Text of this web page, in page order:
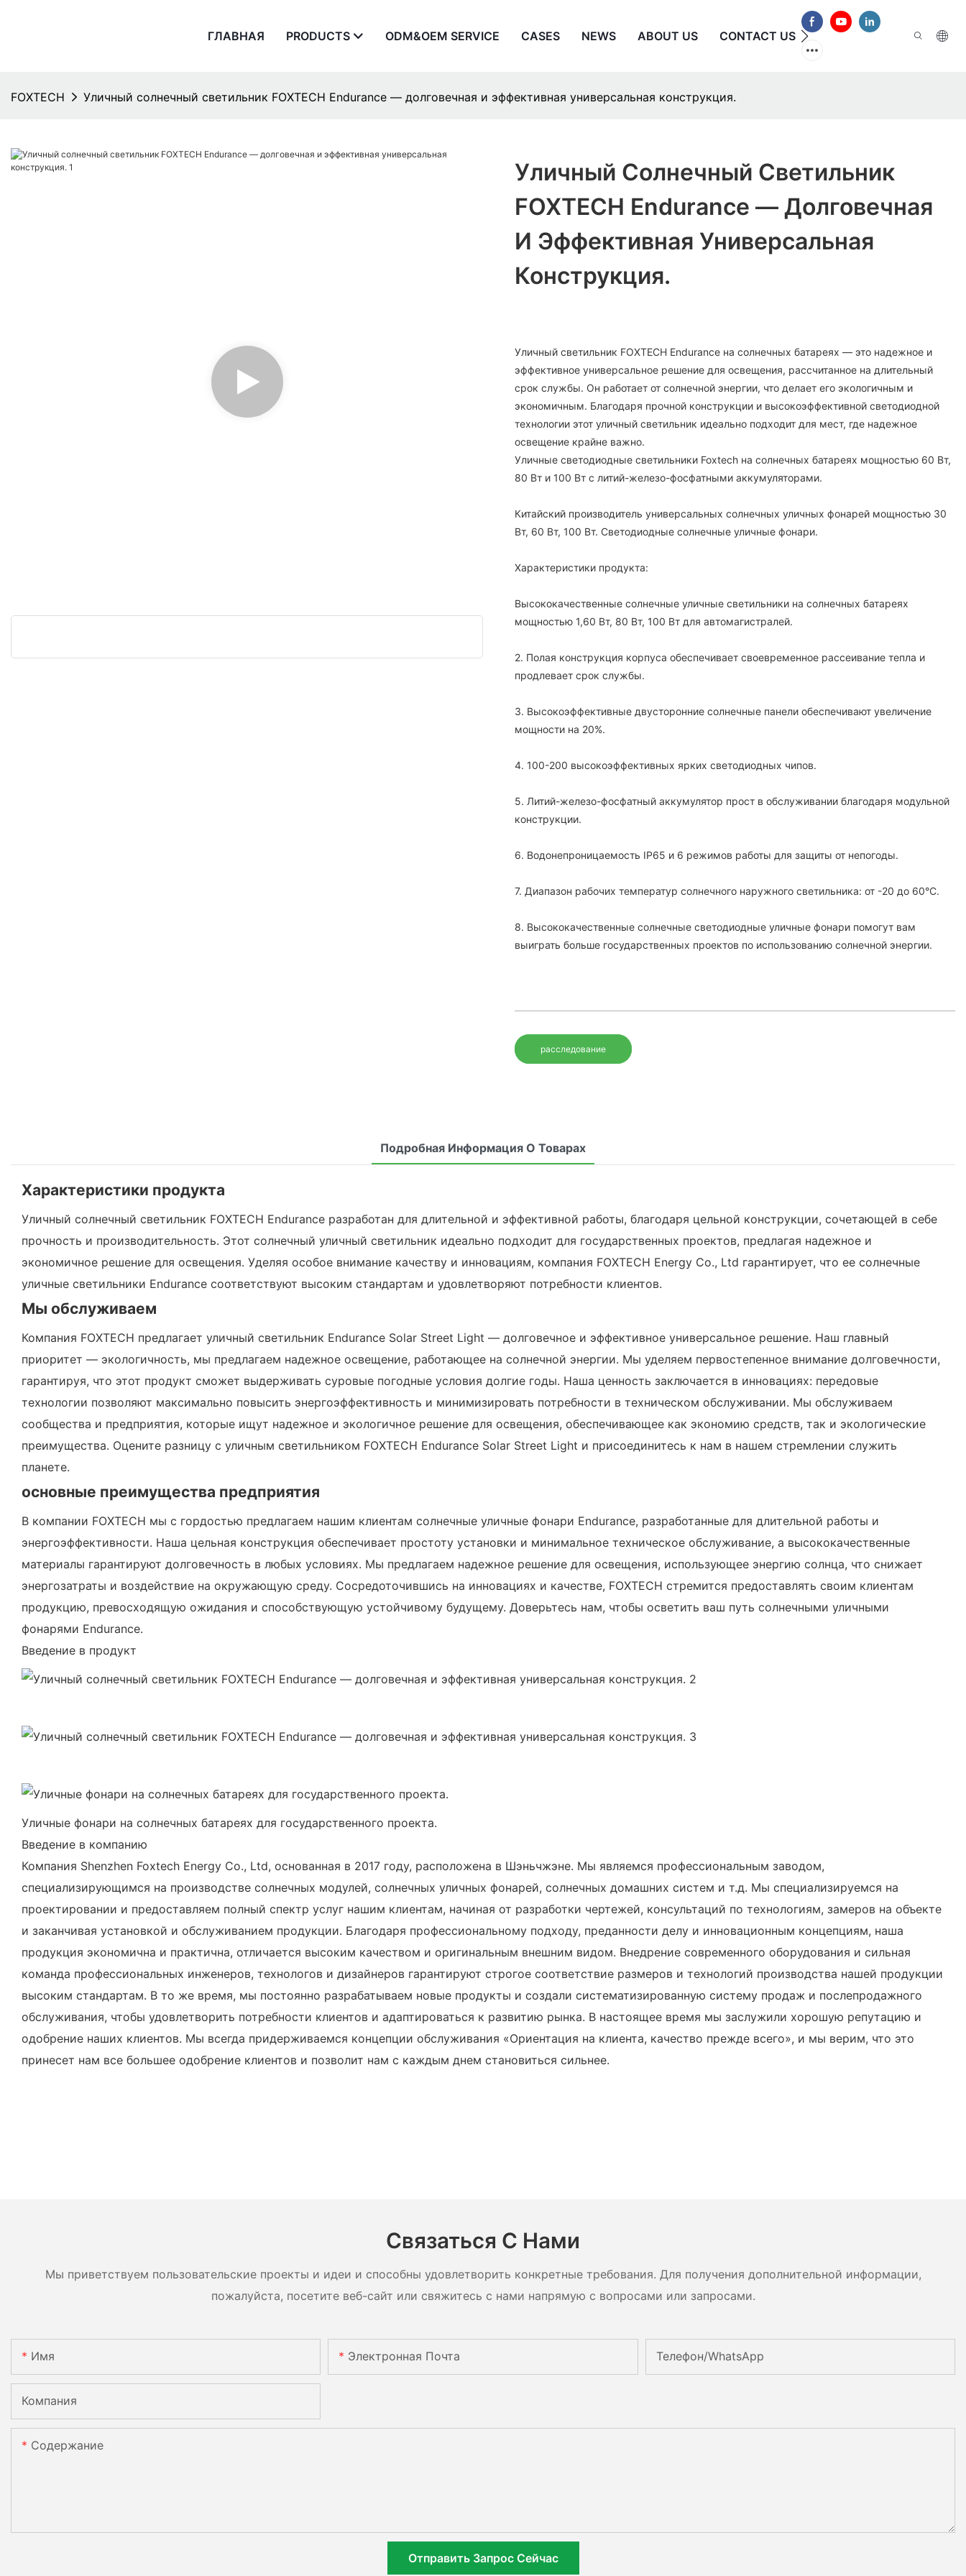
ГЛАВНАЯ PRODUCTS ODM&OEM SERVICE CASES NEWS ABOUT US CONTACT US ЧАСТО ЗАДАВАЕМЫЕ
FOXTECH Уличный солнечный светильник FOXTECH Endurance — долговечная и эффективная универсальная конструкция.
Уличный Солнечный Светильник
FOXTECH Endurance — Долговечная
И Эффективная Универсальная
Конструкция.
Уличный светильник FOXTECH Endurance на солнечных батареях — это надежное и
эффективное универсальное решение для освещения, рассчитанное на длительный
срок службы. Он работает от солнечной энергии, что делает его экологичным и
экономичным. Благодаря прочной конструкции и высокоэффективной светодиодной
технологии этот уличный светильник идеально подходит для мест, где надежное
освещение крайне важно.
Уличные светодиодные светильники Foxtech на солнечных батареях мощностью 60 Вт,
80 Вт и 100 Вт с литий-железо-фосфатными аккумуляторами.
Китайский производитель универсальных солнечных уличных фонарей мощностью 30
Вт, 60 Вт, 100 Вт. Светодиодные солнечные уличные фонари.
Характеристики продукта:
Высококачественные солнечные уличные светильники на солнечных батареях
мощностью 1,60 Вт, 80 Вт, 100 Вт для автомагистралей.
2. Полая конструкция корпуса обеспечивает своевременное рассеивание тепла и
продлевает срок службы.
3. Высокоэффективные двусторонние солнечные панели обеспечивают увеличение
мощности на 20%.
4. 100-200 высокоэффективных ярких светодиодных чипов.
5. Литий-железо-фосфатный аккумулятор прост в обслуживании благодаря модульной
конструкции.
6. Водонепроницаемость IP65 и 6 режимов работы для защиты от непогоды.
7. Диапазон рабочих температур солнечного наружного светильника: от -20 до 60°C.
8. Высококачественные солнечные светодиодные уличные фонари помогут вам
выиграть больше государственных проектов по использованию солнечной энергии.
расследование
Подробная Информация О Товарах
Характеристики продукта
Уличный солнечный светильник FOXTECH Endurance разработан для длительной и эффективной работы, благодаря цельной конструкции, сочетающей в себе
прочность и производительность. Этот солнечный уличный светильник идеально подходит для государственных проектов, предлагая надежное и
экономичное решение для освещения. Уделяя особое внимание качеству и инновациям, компания FOXTECH Energy Co., Ltd гарантирует, что ее солнечные
уличные светильники Endurance соответствуют высоким стандартам и удовлетворяют потребности клиентов.
Мы обслуживаем
Компания FOXTECH предлагает уличный светильник Endurance Solar Street Light — долговечное и эффективное универсальное решение. Наш главный
приоритет — экологичность, мы предлагаем надежное освещение, работающее на солнечной энергии. Мы уделяем первостепенное внимание долговечности,
гарантируя, что этот продукт сможет выдерживать суровые погодные условия долгие годы. Наша ценность заключается в инновациях: передовые
технологии позволяют максимально повысить энергоэффективность и минимизировать потребности в техническом обслуживании. Мы обслуживаем
сообщества и предприятия, которые ищут надежное и экологичное решение для освещения, обеспечивающее как экономию средств, так и экологические
преимущества. Оцените разницу с уличным светильником FOXTECH Endurance Solar Street Light и присоединитесь к нам в нашем стремлении служить
планете.
основные преимущества предприятия
В компании FOXTECH мы с гордостью предлагаем нашим клиентам солнечные уличные фонари Endurance, разработанные для длительной работы и
энергоэффективности. Наша цельная конструкция обеспечивает простоту установки и минимальное техническое обслуживание, а высококачественные
материалы гарантируют долговечность в любых условиях. Мы предлагаем надежное решение для освещения, использующее энергию солнца, что снижает
энергозатраты и воздействие на окружающую среду. Сосредоточившись на инновациях и качестве, FOXTECH стремится предоставлять своим клиентам
продукцию, превосходящую ожидания и способствующую устойчивому будущему. Доверьтесь нам, чтобы осветить ваш путь солнечными уличными
фонарями Endurance.
Введение в продукт
Уличные фонари на солнечных батареях для государственного проекта.
Введение в компанию
Компания Shenzhen Foxtech Energy Co., Ltd, основанная в 2017 году, расположена в Шэньчжэне. Мы являемся профессиональным заводом,
специализирующимся на производстве солнечных модулей, солнечных уличных фонарей, солнечных домашних систем и т.д. Мы специализируемся на
проектировании и предоставляем полный спектр услуг нашим клиентам, начиная от разработки чертежей, консультаций по технологиям, замеров на объекте
и заканчивая установкой и обслуживанием продукции. Благодаря профессиональному подходу, преданности делу и инновационным концепциям, наша
продукция экономична и практична, отличается высоким качеством и оригинальным внешним видом. Внедрение современного оборудования и сильная
команда профессиональных инженеров, технологов и дизайнеров гарантируют строгое соответствие размеров и технологий производства нашей продукции
высоким стандартам. В то же время, мы постоянно разрабатываем новые продукты и создали систематизированную систему продаж и послепродажного
обслуживания, чтобы удовлетворить потребности клиентов и адаптироваться к развитию рынка. В настоящее время мы заслужили хорошую репутацию и
одобрение наших клиентов. Мы всегда придерживаемся концепции обслуживания «Ориентация на клиента, качество прежде всего», и мы верим, что это
принесет нам все большее одобрение клиентов и позволит нам с каждым днем ​​становиться сильнее.
Связаться С Нами
Мы приветствуем пользовательские проекты и идеи и способны удовлетворить конкретные требования. Для получения дополнительной информации,
пожалуйста, посетите веб-сайт или свяжитесь с нами напрямую с вопросами или запросами.
Имя Электронная Почта Телефон/WhatsApp
Компания
Содержание
Отправить Запрос Сейчас